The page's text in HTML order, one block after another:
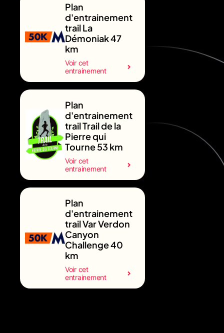
Plan
d'entrainement
trail La
Démoniak 47
km
Voir cet
entrainement
Plan
d'entrainement
trail Trail de la
Pierre qui
Tourne 53 km
Voir cet
entrainement
Plan
d'entrainement
trail Var Verdon
Canyon
Challenge 40
km
Voir cet
entrainement